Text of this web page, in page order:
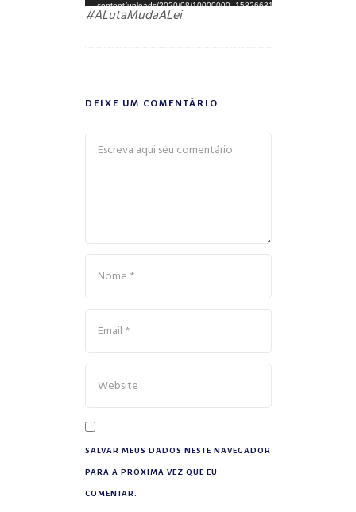
content/uploads/2020/08/
#ALutaMudaALei
DEIXE UM COMENTÁRIO
SALVAR MEUS DADOS NESTE NAVEGADOR
PARA A PRÓXIMA VEZ QUE EU
COMENTAR.